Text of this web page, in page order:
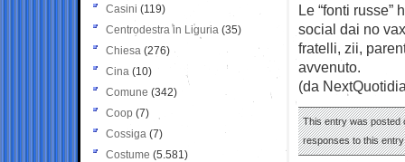
Le “fonti
social dai no
fratelli, zii,
avvenuto.
(da
This entry was posted
responses to this
Casini (119)
Centrodestra in Liguria (35)
Chiesa (276)
Cina (10)
Comune (342)
Coop (7)
Cossiga (7)
Costume (5.581)